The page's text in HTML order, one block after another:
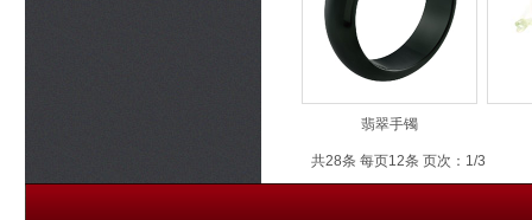
翡翠手镯
共28条 每页12条 页次：1/3